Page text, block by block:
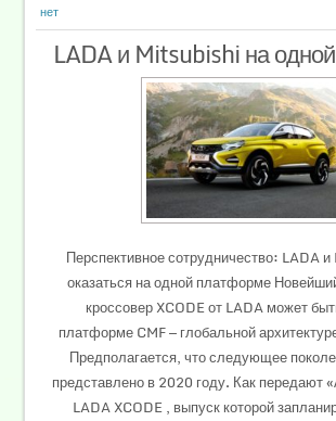
нет
LADA и Mitsubishi на
Перспективное сотрудничество: LADA
оказаться на одной платформе
кроссовер XCODE от LADA может
платформе CMF — глобальной
Предполагается, что следующее
представлено в 2020 году. Как передают
LADA XCODE , выпуск которой